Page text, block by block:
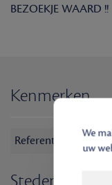
BEZOEKJE WAARD !!
Kenmerken
Referentie We
uw